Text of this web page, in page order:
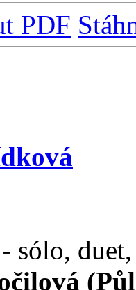
PDF
- sólo,